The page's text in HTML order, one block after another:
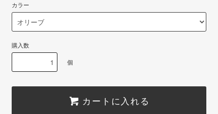
カラー
購入数
個
カートに入れる